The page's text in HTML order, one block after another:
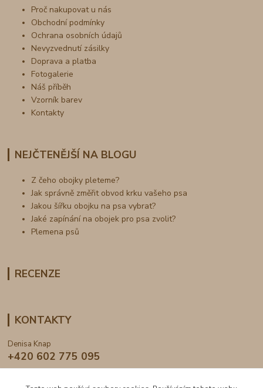
Proč nakupovat u nás
Obchodní podmínky
Ochrana osobních údajů
Nevyzvednutí zásilky
Doprava a platba
Fotogalerie
Náš příběh
Vzorník barev
Kontakty
NEJČTENĚJŠÍ NA BLOGU
Z čeho obojky pleteme?
Jak správně změřit obvod krku vašeho psa
Jakou šířku obojku na psa vybrat?
Jaké zapínání na obojek pro psa zvolit?
Plemena psů
RECENZE
KONTAKTY
Denisa Knap
+420 602 775 095